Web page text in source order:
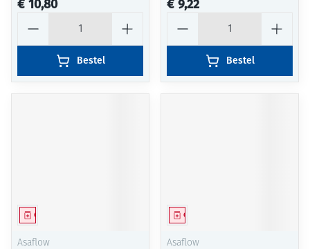
€ 10,80
Bestel
€ 9,22
Bestel
Geneesmiddel
Asaflow
Geneesmiddel
Asaflow